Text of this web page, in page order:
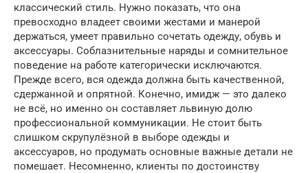
классический стиль. Нужно показать, что она
превосходно владеет своими жестами и манерой
держаться, умеет правильно сочетать одежду, обувь и
аксессуары. Соблазнительные наряды и сомнительное
поведение на работе категорически исключаются.
Прежде всего, вся одежда должна быть качественной,
сдержанной и опрятной. Конечно, имидж — это далеко
не всё, но именно он составляет львиную долю
профессиональной коммуникации. Не стоит быть
слишком скрупулёзной в выборе одежды и
аксессуаров, но продумать основные важные детали не
помешает. Несомненно, клиенты по достоинству